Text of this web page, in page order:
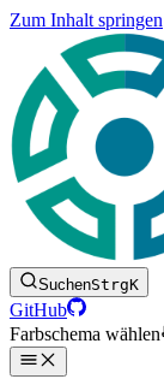
Zum Inhalt springen
SuchenStrgK
GitHub
Farbschema wählen